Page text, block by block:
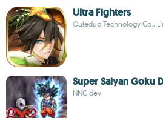
Ultra Fighters
Quleduo Technology Co.,
Super Saiyan Goku
NNC dev